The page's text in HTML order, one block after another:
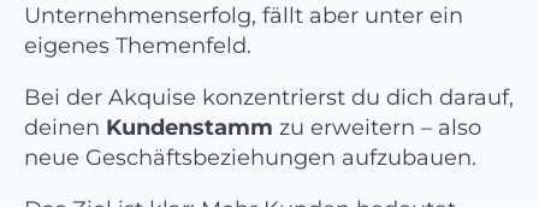
Unternehmenserfolg, fällt aber unter ein
eigenes Themenfeld.
Bei der Akquise konzentrierst du dich darauf,
deinen Kundenstamm zu erweitern – also
neue Geschäftsbeziehungen aufzubauen.